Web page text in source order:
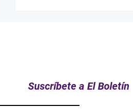
Suscríbete a El Boletín